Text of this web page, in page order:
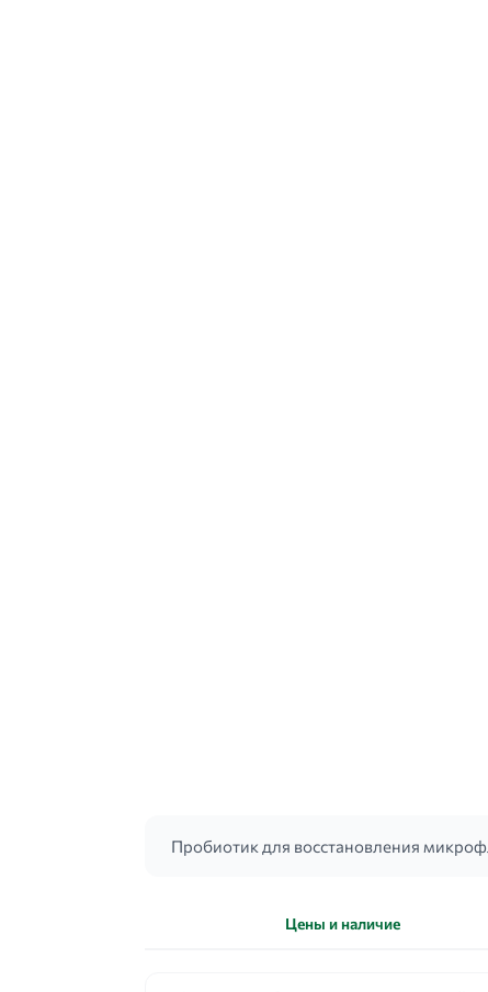
Пробиотик для восстановления
Цены и наличие